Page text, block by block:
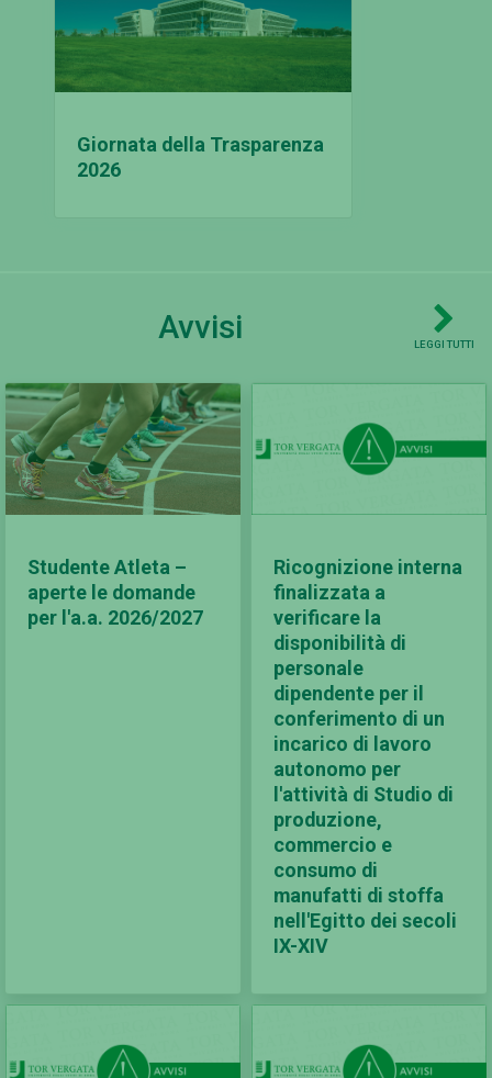
Giornata della Trasparenza
2026
Avvisi LEGGI TUTTI
Studente Atleta –
aperte le domande
per l'a.a. 2026/2027
Ricognizione interna
finalizzata a
verificare la
disponibilità di
personale
dipendente per il
conferimento di un
incarico di lavoro
autonomo per
l'attività di Studio di
produzione,
commercio e
consumo di
manufatti di stoffa
nell'Egitto dei secoli
IX-XIV